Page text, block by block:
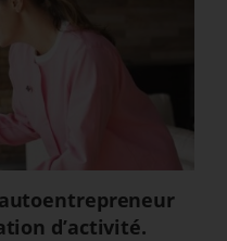
d’activité.